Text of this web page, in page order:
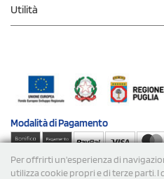
Per offrirti un'esperienza di
utilizza cookie propri e di terze parti.
Utilità
Modalità diPagamento
Spedizioni